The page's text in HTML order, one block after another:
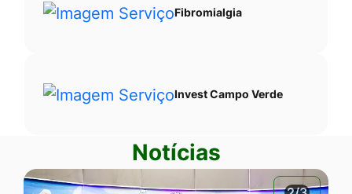
Fibromialgia
Invest Campo Verde
Notícias